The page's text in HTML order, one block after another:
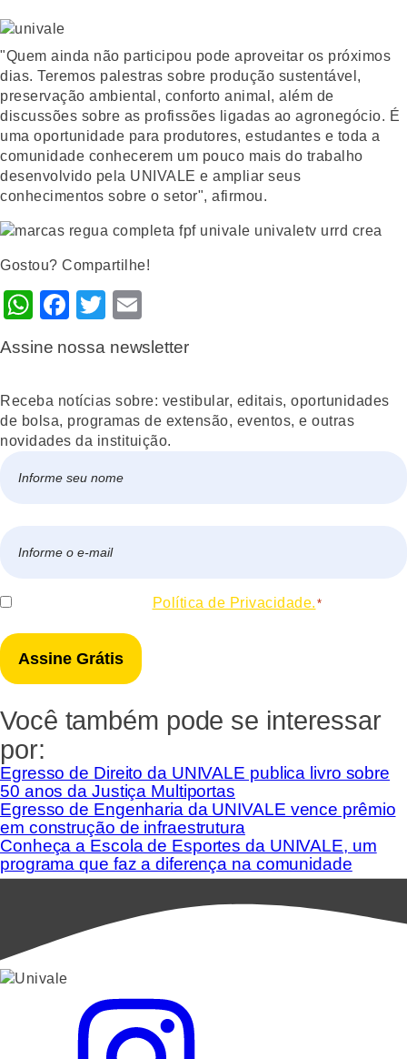
"Quem ainda não participou pode aproveitar os próximos
dias. Teremos palestras sobre produção sustentável,
preservação ambiental, conforto animal, além de
discussões sobre as profissões ligadas ao agronegócio. É
uma oportunidade para produtores, estudantes e toda a
comunidade conhecerem um pouco mais do trabalho
desenvolvido pela UNIVALE e ampliar seus
conhecimentos sobre o setor", afirmou.
Gostou? Compartilhe!
WhatsApp
Facebook
Twitter
Assine nossa newsletter
Receba notícias sobre: vestibular, editais, oportunidades
de bolsa, programas de extensão, eventos, e outras
novidades da instituição.
mail
Consentir Política de Privacidade. *
Você também pode se interessar
por:
Egresso de Direito da UNIVALE publica livro sobre
50 anos da Justiça Multiportas
Egresso de Engenharia da UNIVALE vence prêmio
em construção de infraestrutura
Conheça a Escola de Esportes da UNIVALE, um
programa que faz a diferença na comunidade